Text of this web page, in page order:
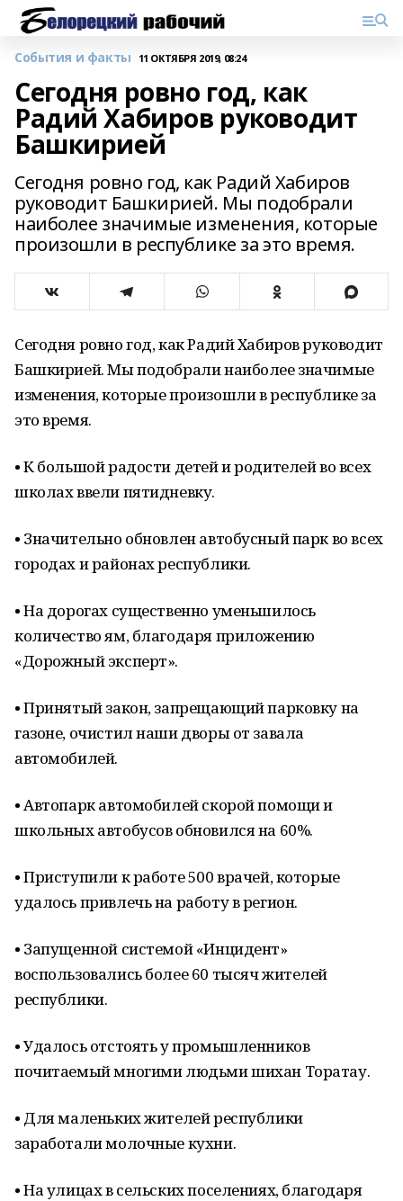
События и факты 11 ОКТЯБРЯ 2019, 08:24
Сегодня ровно год, как
Радий Хабиров руководит
Башкирией
Сегодня ровно год, как Радий Хабиров
руководит Башкирией. Мы подобрали
наиболее значимые изменения, которые
произошли в республике за это время.
Сегодня ровно год, как Радий Хабиров руководит
Башкирией. Мы подобрали наиболее значимые
изменения, которые произошли в республике за
это время.
• К большой радости детей и родителей во всех
школах ввели пятидневку.
• Значительно обновлен автобусный парк во всех
городах и районах республики.
• На дорогах существенно уменьшилось
количество ям, благодаря приложению
«Дорожный эксперт».
• Принятый закон, запрещающий парковку на
газоне, очистил наши дворы от завала
автомобилей.
• Автопарк автомобилей скорой помощи и
школьных автобусов обновился на 60%.
• Приступили к работе 500 врачей, которые
удалось привлечь на работу в регион.
• Запущенной системой «Инцидент»
воспользовались более 60 тысяч жителей
республики.
• Удалось отстоять у промышленников
почитаемый многими людьми шихан Торатау.
• Для маленьких жителей республики
заработали молочные кухни.
• На улицах в сельских поселениях, благодаря